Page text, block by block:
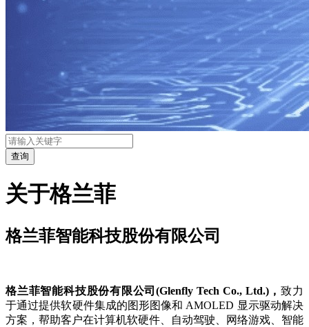
关于格兰菲
格兰菲智能科技股份有限公司
格兰菲智能科技股份有限公司(Glenfly Tech Co., Ltd.)，致力
于通过提供软硬件集成的图形图像和 AMOLED 显示驱动解决
方案，帮助客户在计算机软硬件、自动驾驶、网络游戏、智能